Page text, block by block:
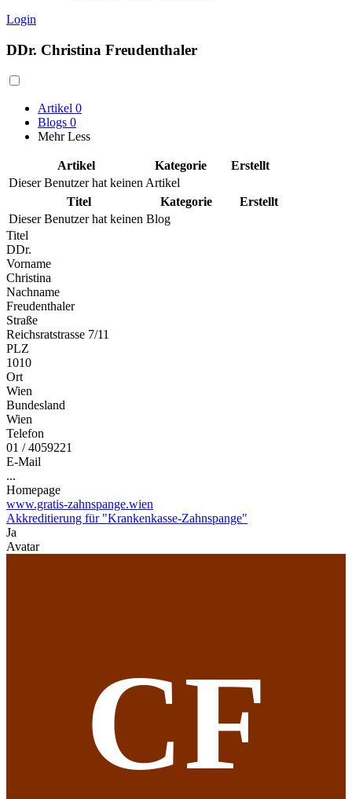
Login
DDr. Christina Freudenthaler
Artikel 0
Blogs 0
Mehr Less
Artikel Kategorie
Erstellt
Dieser Benutzer hat keinen Artikel
Titel
Kategorie
Erstellt
Dieser Benutzer hat keinen Blog
Titel
DDr.
Vorname
Christina
Nachname
Freudenthaler
Straße
Reichsratstrasse 7/11
PLZ
1010
Ort
Wien
Bundesland
Wien
Telefon
01 / 4059221
E-Mail
...
Homepage
www.gratis-zahnspange.wien
Akkreditierung für "Krankenkasse-Zahnspange"
Ja
Avatar
CF